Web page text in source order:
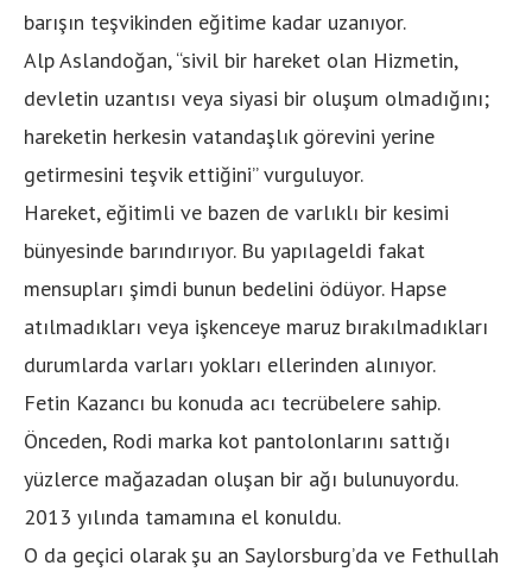
barışın teşvikinden eğitime kadar uzanıyor.
Alp Aslandoğan, “sivil bir hareket olan Hizmetin,
devletin uzantısı veya siyasi bir oluşum olmadığını;
hareketin herkesin vatandaşlık görevini yerine
getirmesini teşvik ettiğini” vurguluyor.
Hareket, eğitimli ve bazen de varlıklı bir kesimi
bünyesinde barındırıyor. Bu yapılageldi fakat
mensupları şimdi bunun bedelini ödüyor. Hapse
atılmadıkları veya işkenceye maruz bırakılmadıkları
durumlarda varları yokları ellerinden alınıyor.
Fetin Kazancı bu konuda acı tecrübelere sahip.
Önceden, Rodi marka kot pantolonlarını sattığı
yüzlerce mağazadan oluşan bir ağı bulunuyordu.
2013 yılında tamamına el konuldu.
O da geçici olarak şu an Saylorsburg’da ve Fethullah